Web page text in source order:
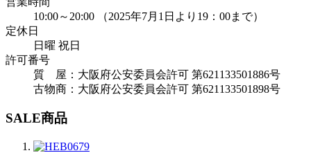
10:00～20:00 （2025年7月1日より19：00まで）
定休日
日曜 祝日
許可番号
質 屋：大阪府公安委員会許可 第621133501886号
古物商：大阪府公安委員会許可 第621133501898号
SALE商品